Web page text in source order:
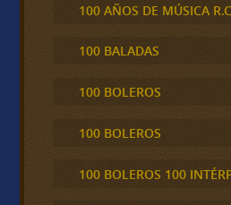
100 AÑOS DE MÚSICA
100 BALADAS
100 BOLEROS
100 BOLEROS
100 BOLEROS 100